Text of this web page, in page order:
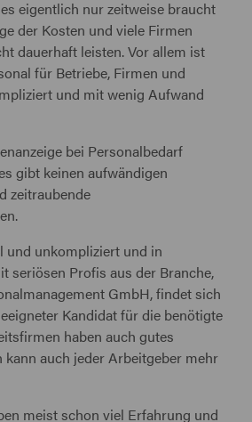
eigentlich nur zeitweise braucht
der Kosten und viele Firmen
dauerhaft leisten. Vor allem ist
für Betriebe, Firmen und
und mit wenig Aufwand
bei Personalbedarf
gibt keinen aufwändigen
zeitraubende
und unkompliziert und in
seriösen Profis aus der Branche,
GmbH, findet sich
Kandidat für die benötigte
haben auch gutes
kann auch jeder Arbeitgeber mehr
meist schon viel Erfahrung und